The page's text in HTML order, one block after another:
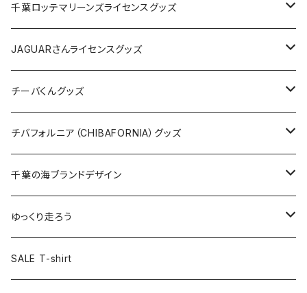
缶バッジ
ホテルキーホルダー
アクリルキーホルダー
ホテルキーホルダー
クリアファイル
Tシャツ
キャップ
トートバッグ
ランチバッグ
キャップ
バッグ
ステッカー
缶バッジ
キーホルダー
クリアファイル
Tシャツ
キャップ
バッグ
ステッカー
缶バッジ
キーホルダー
クリアファイル
千葉ロッテマリーンズライセンスグッズ
ステッカー
ステッカー
ステッカー大
缶バッジ
缶バッジ32mm
缶バッジ54mm
エコバッグ
JAGUARさんコラボグッズ
Tシャツ
ステッカー
サコッシュ
ホテルキーホルダー
JAGUARさんライセンスグッズ
Tシャツ
ステッカー
缶バッジ
クリアファイル
マスク
チーバくんグッズ
Tシャツ
キャップ
エコバッグ
ステッカー
チバフォルニア（CHIBAFORNIA）グッズ
Tシャツ
キャップ
ステッカー
千葉の海ブランドデザイン
Tシャツ
キャップ
ゆっくり走ろう
Tシャツ
SALE T-shirt